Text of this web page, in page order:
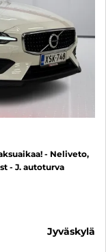
- Neliveto,
- J. autoturva
jyväskylä